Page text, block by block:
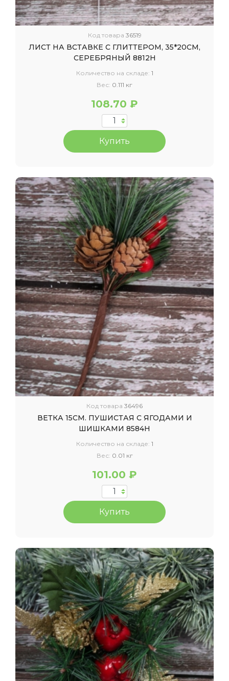
Код товара 36519
ЛИСТ НА ВСТАВКЕ С ГЛИТТЕРОМ, 35*20СМ,
СЕРЕБРЯНЫЙ 8812Н
Количество на складе: 1
Вес: 0.111 кг
108.70 ₽
Купить
Код товара 36496
ВЕТКА 15СМ. ПУШИСТАЯ С ЯГОДАМИ И
ШИШКАМИ 8584Н
Количество на складе: 1
Вес: 0.01 кг
101.00 ₽
Купить